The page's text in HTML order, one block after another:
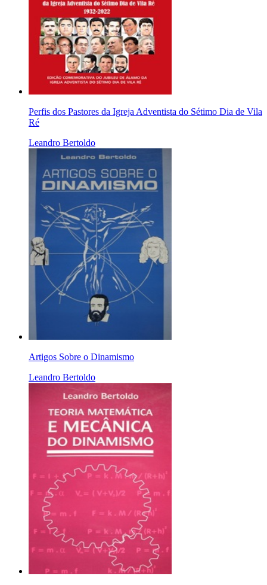
Perfis dos Pastores da Igreja Adventista do Sétimo Dia de Vila
Ré
Leandro Bertoldo
Artigos Sobre o Dinamismo
Leandro Bertoldo